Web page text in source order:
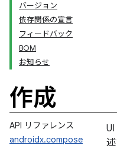
バージョン
依存関係の宣言
フィードバック
BOM
お知らせ
作成
API リファレンス
androidx.compose